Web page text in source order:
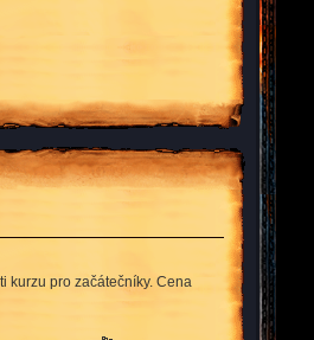
kurzu pro začátečníky. Cena